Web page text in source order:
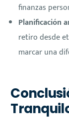
finanzas
Planificación
retiro desde
marcar una